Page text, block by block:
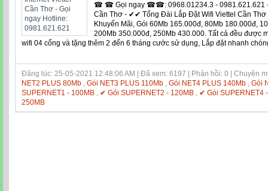
☎ ☎ Gọi ngay ☎☎: 0968.01234.3 - 0981.621.621
Cần Thơ - ✔✔ Tổng Đài Lắp Đặt Wifi Viettel Cần
Khuyến Mãi, Gói 60Mb 165.000đ, 80Mb 180.000đ,
200Mb 350.000đ, 250Mb 430.000. Tất cả đều được
wifi 04 cổng và tặng thêm 2 đến 6 tháng cước sử dụng, Lắp đặt nhanh
Đăng lúc: 25-05-2021 12:48:06 AM | Đã xem: 6197 | Phản hồi: 0 | Chuyên
NET2 PLUS 80Mb , Gói NET3 PLUS 110Mb , Gói NET4 PLUS 140Mb , Gói
SUPERNET1 - 100MB , ✔ Gói SUPERNET2 - 120MB , ✔ Gói SUPERNET4
250MB